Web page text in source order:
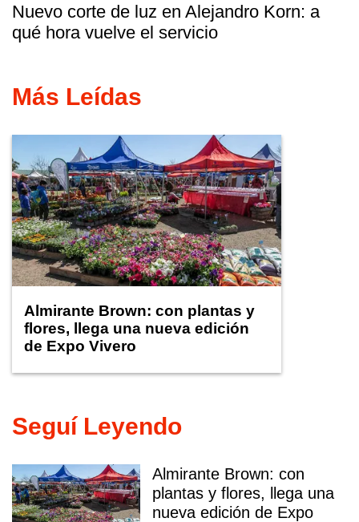
Nuevo corte de luz en Alejandro Korn: a
qué hora vuelve el servicio
Más Leídas
Almirante Brown: con plantas y
flores, llega una nueva edición
de Expo Vivero
Seguí Leyendo
Almirante Brown: con
plantas y flores, llega una
nueva edición de Expo